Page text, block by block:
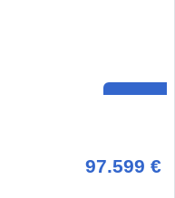
97.599 €